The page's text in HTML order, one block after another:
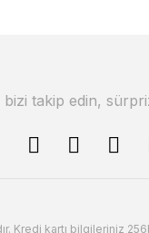
takip edin,
Kredi kartı bilgileriniz